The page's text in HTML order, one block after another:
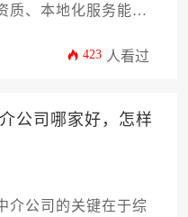
质、本地化服务能
地区法规的机构更具
423 人看过
公司哪家好，怎样
介公司的关键在于综